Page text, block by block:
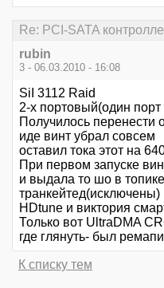
Re: PCI-SATA
rubin
3 - 06.03.2010 - 16:08
SiI 3112 Raid
2-х портовый(один
Получилось перенести
иде винт убрал совсем
оставил тока этот на
При первом запуске
и выдала то шо в
транкейтед(исключены)
HDtune и виктория
Только вот UltraDMA
где глянуть- был
К списку тем